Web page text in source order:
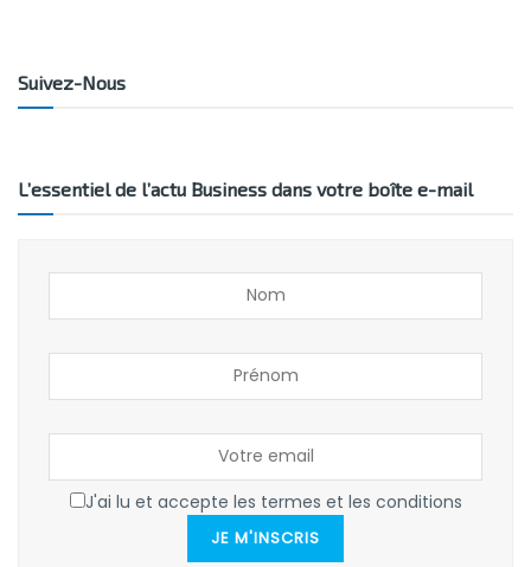
Suivez-Nous
L’essentiel de l’actu Business dans votre boîte e-mail
J'ai lu et accepte les termes et les conditions
JE M'INSCRIS